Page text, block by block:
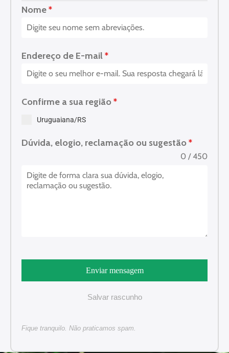
Nome*
Endereço de E-mail*
Confirme a sua região*
Uruguaiana/RS
Dúvida, elogio, reclamação ou sugestão*
0 / 450
Enviar mensagem
Salvar rascunho
Fique tranquilo. Não praticamos spam.